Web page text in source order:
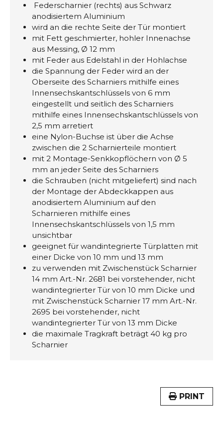
Federscharnier (rechts) aus Schwarz
anodisiertem Aluminium
wird an die rechte Seite der Tür montiert
mit Fett geschmierter, hohler Innenachse
aus Messing, Ø 12 mm
mit Feder aus Edelstahl in der Hohlachse
die Spannung der Feder wird an der
Oberseite des Scharniers mithilfe eines
Innensechskantschlüssels von 6 mm
eingestellt und seitlich des Scharniers
mithilfe eines Innensechskantschlüssels von
2,5 mm arretiert
eine Nylon-Buchse ist über die Achse
zwischen die 2 Scharnierteile montiert
mit 2 Montage-Senkkopflöchern von Ø 5
mm an jeder Seite des Scharniers
die Schrauben (nicht mitgeliefert) sind nach
der Montage der Abdeckkappen aus
anodisiertem Aluminium auf den
Scharnieren mithilfe eines
Innensechskantschlüssels von 1,5 mm
unsichtbar
geeignet für wandintegrierte Türplatten mit
einer Dicke von 10 mm und 13 mm
zu verwenden mit Zwischenstück Scharnier
14 mm Art.-Nr. 2681 bei vorstehender, nicht
wandintegrierter Tür von 10 mm Dicke und
mit Zwischenstück Scharnier 17 mm Art.-Nr.
2695 bei vorstehender, nicht
wandintegrierter Tür von 13 mm Dicke
die maximale Tragkraft beträgt 40 kg pro
Scharnier
PRINT